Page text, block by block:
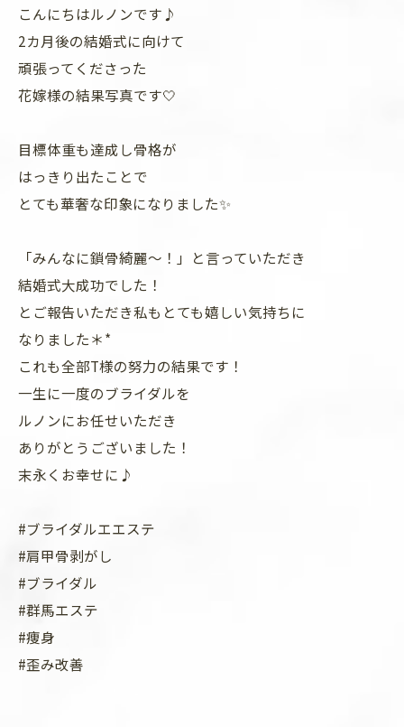
こんにちはルノンです♪
2カ月後の結婚式に向けて
頑張ってくださった
花嫁様の結果写真です🤍
目標体重も達成し骨格が
はっきり出たことで
とても華奢な印象になりました✨
「みんなに鎖骨綺麗～！」と言っていただき
結婚式大成功でした！
とご報告いただき私もとても嬉しい気持ちに
なりました＊*
これも全部T様の努力の結果です！
一生に一度のブライダルを
ルノンにお任せいただき
ありがとうございました！
末永くお幸せに♪
#ブライダルエエステ
#肩甲骨剥がし
#ブライダル
#群馬エステ
#痩身
#歪み改善